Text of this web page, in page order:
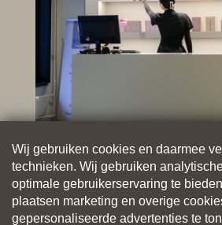
Wij gebruiken cookies en daarmee
technieken. Wij gebruiken
optimale gebruikerservaring te
plaatsen marketing en overige
gepersonaliseerde advertenties te